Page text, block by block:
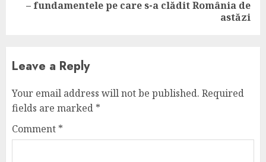
post:
– fundamentele pe care s-a clădit România de
astăzi
Leave a Reply
Your email address will not be published. Required
fields are marked *
Comment *